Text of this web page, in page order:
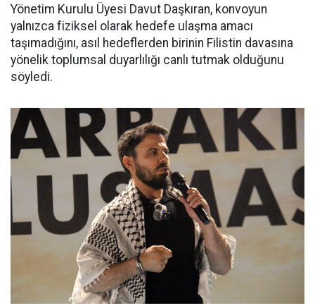
Yönetim Kurulu Üyesi Davut Daşkıran, konvoyun
yalnızca fiziksel olarak hedefe ulaşma amacı
taşımadığını, asıl hedeflerden birinin Filistin davasına
yönelik toplumsal duyarlılığı canlı tutmak olduğunu
söyledi.